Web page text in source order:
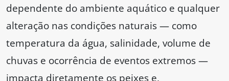
dependente do ambiente aquático e qualquer
alteração nas condições naturais — como
temperatura da água, salinidade, volume de
chuvas e ocorrência de eventos extremos —
impacta diretamente os peixes e,